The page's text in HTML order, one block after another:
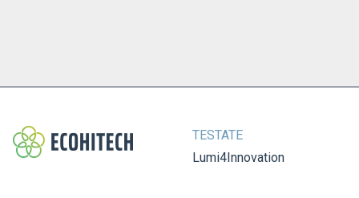
TESTATE
Lumi4Innovation